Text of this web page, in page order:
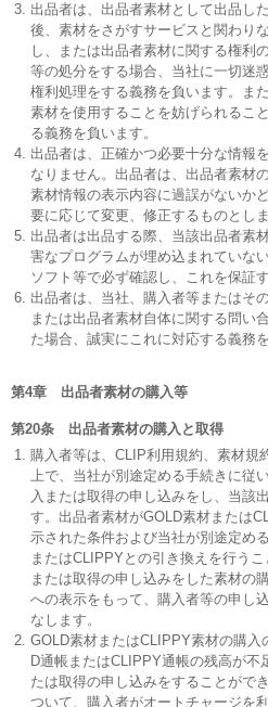
出品者は、出品者素材として出品し
後、素材をさがすサービスと関わり
し、または出品者素材に関する権利
等の処分をする場合、当社に一切迷
権利処理をする義務を負います。ま
素材を使用することを妨げられるこ
る義務を負います。
出品者は、正確かつ必要十分な情報
なりません。出品者は、出品者素材
素材情報の表示内容に過誤がないか
要に応じて変更、修正するものとしま
出品者は出品する際、当該出品者素
害なプログラムが埋め込まれていな
ソフト等で必ず確認し、これを保証
出品者は、当社、購入者等またはそ
または出品者素材自体に関する問い
た場合、誠実にこれに対応する義務
第4章 出品者素材の購入等
第20条 出品者素材の購入と取得
購入者等は、CLIP利用規約、素材規
上で、当社が別途定める手続きに従
入または取得の申し込みをし、当該
す。出品者素材がGOLD素材または
示された条件および当社が別途定め
またはCLIPPYとの引き換えを行う
または取得の申し込みをした素材の
への表示をもって、購入者等の申し
なします。
GOLD素材またはCLIPPY素材の購
D通帳またはCLIPPY通帳の残高が不
たは取得の申し込みをすることがで
ついて、購入者がオートチャージを